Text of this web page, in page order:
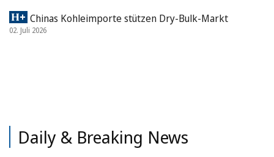
Chinas Kohleimporte stützen Dry-Bulk-Markt
02. Juli 2026
Daily & Breaking News